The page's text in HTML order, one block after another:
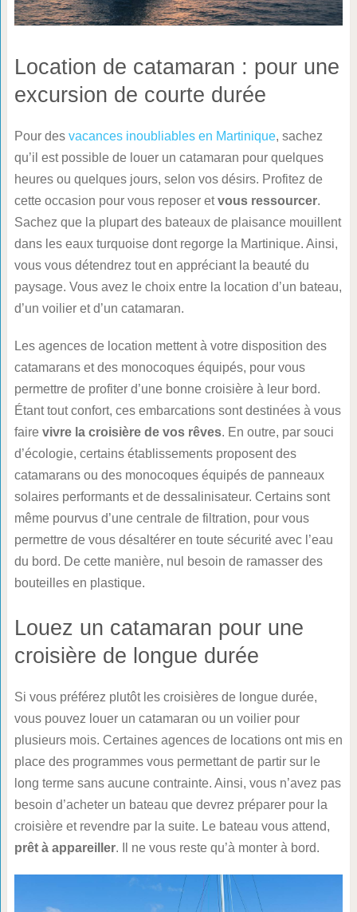
Location de catamaran : pour une
excursion de courte durée
Pour des vacances inoubliables en Martinique, sachez
qu’il est possible de louer un catamaran pour quelques
heures ou quelques jours, selon vos désirs. Profitez de
cette occasion pour vous reposer etvous ressourcer.
Sachez que la plupart des bateaux de plaisance mouillent
dans les eaux turquoise dont regorge la Martinique. Ainsi,
vous vous détendrez tout en appréciant la beauté du
paysage. Vous avez le choix entre la location d’un bateau,
d’un voilier et d’un catamaran.
Les agences de location mettent à votre disposition des
catamarans et des monocoques équipés, pour vous
permettre de profiter d’une bonne croisière à leur bord.
Étant tout confort, ces embarcations sont destinées à vous
faire vivre la croisière de vos rêves. En outre, par souci
d’écologie, certains établissements proposent des
catamarans ou des monocoques équipés de panneaux
solaires performants et de dessalinisateur. Certains sont
même pourvus d’une centrale de filtration, pour vous
permettre de vous désaltérer en toute sécurité avec l’eau
du bord. De cette manière, nul besoin de ramasser des
bouteilles en plastique.
Louez un catamaran pour une
croisière de longue durée
Si vous préférez plutôt les croisières de longue durée,
vous pouvez louer un catamaran ou un voilier pour
plusieurs mois. Certaines agences de locations ont mis en
place des programmes vous permettant de partir sur le
long terme sans aucune contrainte. Ainsi, vous n’avez pas
besoin d’acheter un bateau que devrez préparer pour la
croisière et revendre par la suite. Le bateau vous attend,
prêt à appareiller. Il ne vous reste qu’à monter à bord.